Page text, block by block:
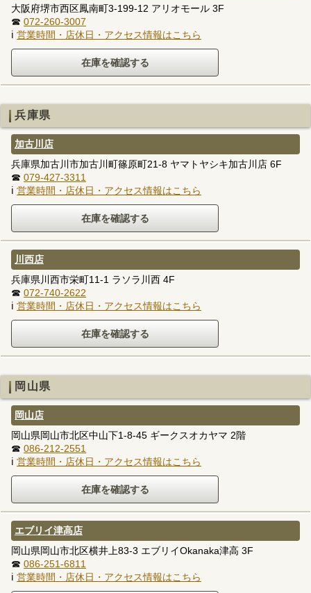
大阪府堺市西区鳳南町3-199-12 アリオモール 3F
☎ 072-260-3007
ℹ 営業時間・店休日・アクセス情報はこちら
兵庫県
加古川店
兵庫県加古川市加古川町篠原町21-8 ヤマトヤシキ加古川店 6F
☎ 079-427-3311
ℹ 営業時間・店休日・アクセス情報はこちら
川西店
兵庫県川西市栄町11-1 ラソラ川西 4F
☎ 072-740-2622
ℹ 営業時間・店休日・アクセス情報はこちら
岡山県
岡山店
岡山県岡山市北区中山下1-8-45 ギークスオカヤマ 2階
☎ 086-212-2551
ℹ 営業時間・店休日・アクセス情報はこちら
エブリイ津高店
岡山県岡山市北区横井上83-3 エブリイOkanaka津高 3F
☎ 086-251-6811
ℹ 営業時間・店休日・アクセス情報はこちら